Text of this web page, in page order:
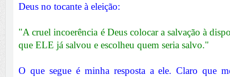
Deus no tocante à eleição:
"A cruel incoerência é Deus colocar a salvação à
que ELE já salvou e escolheu quem seria salvo."
O que segue é minha resposta a ele. Claro que